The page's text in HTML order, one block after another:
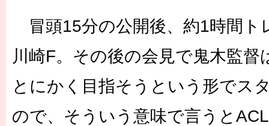
冒頭15分の公開後、約1時間ト
川崎F。その後の会見で鬼木監
とにかく目指そうという形でス
ので、そういう意味で言うと